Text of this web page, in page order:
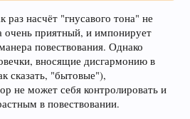
насчёт "гнусавого тона" не
очень приятный, и импонирует
повествования. Однако
вносящие дисгармонию в
сказать, "бытовые"),
не может себя контролировать и
в повествовании.